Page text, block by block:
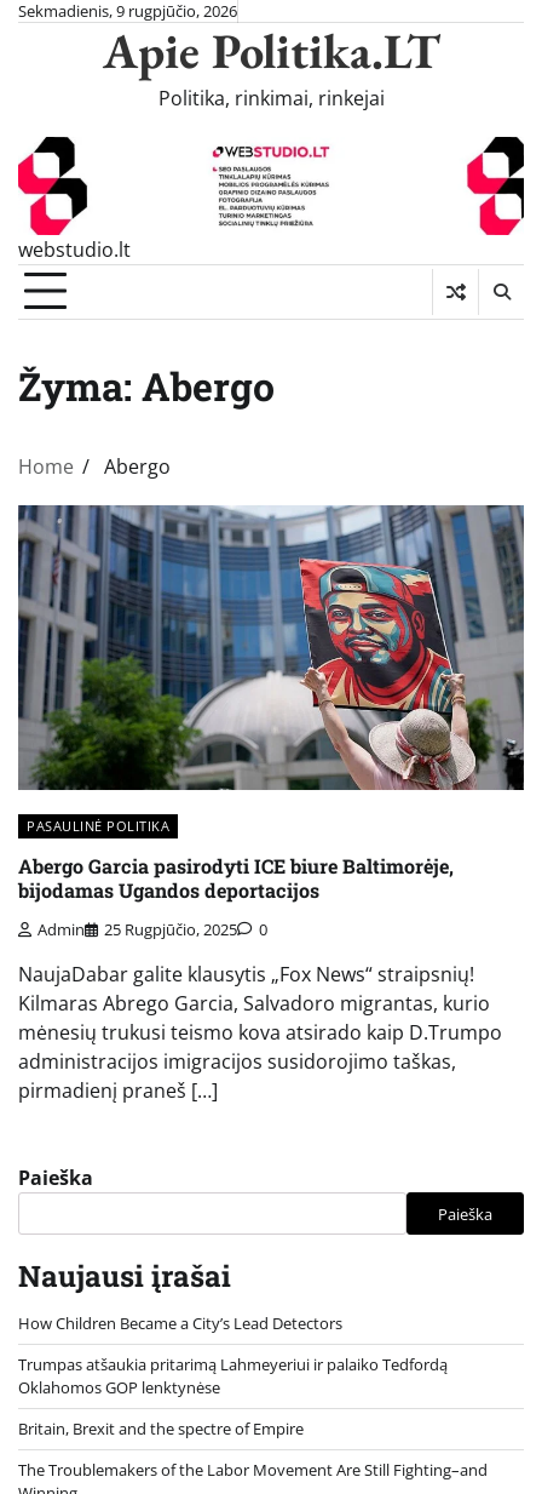
SkipSekmadienis, 9 rugpjūčio, 2026
Apie Politika.LT
Politika, rinkimai, rinkejai
webstudio.lt
Žyma: Abergo
Home Abergo
PASAULINĖ POLITIKA
Abergo Garcia pasirodyti ICE biure Baltimorėje,
bijodamas Ugandos deportacijos
Admin 25 Rugpjūčio, 2025 0
NaujaDabar galite klausytis „Fox News“ straipsnių!
Kilmaras Abrego Garcia, Salvadoro migrantas, kurio
mėnesių trukusi teismo kova atsirado kaip D.Trumpo
administracijos imigracijos susidorojimo taškas,
pirmadienį praneš […]
Paieška
Paieška
Naujausi įrašai
How Children Became a City’s Lead Detectors
Trumpas atšaukia pritarimą Lahmeyeriui ir palaiko Tedfordą
Oklahomos GOP lenktynėse
Britain, Brexit and the spectre of Empire
The Troublemakers of the Labor Movement Are Still Fighting–and